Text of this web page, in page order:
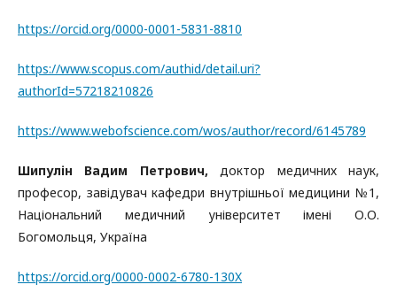
https://orcid.org/0000-0001-5831-8810
https://www.scopus.com/authid/detail.uri?
authorId=57218210826
https://www.webofscience.com/wos/author/record/6145789
Шипулін Вадим Петрович,доктор медичних наук,
професор, завідувач кафедри внутрішньої медицини №1,
Національний медичний університет імені О.О.
Богомольця, Україна
https://orcid.org/0000-0002-6780-130X